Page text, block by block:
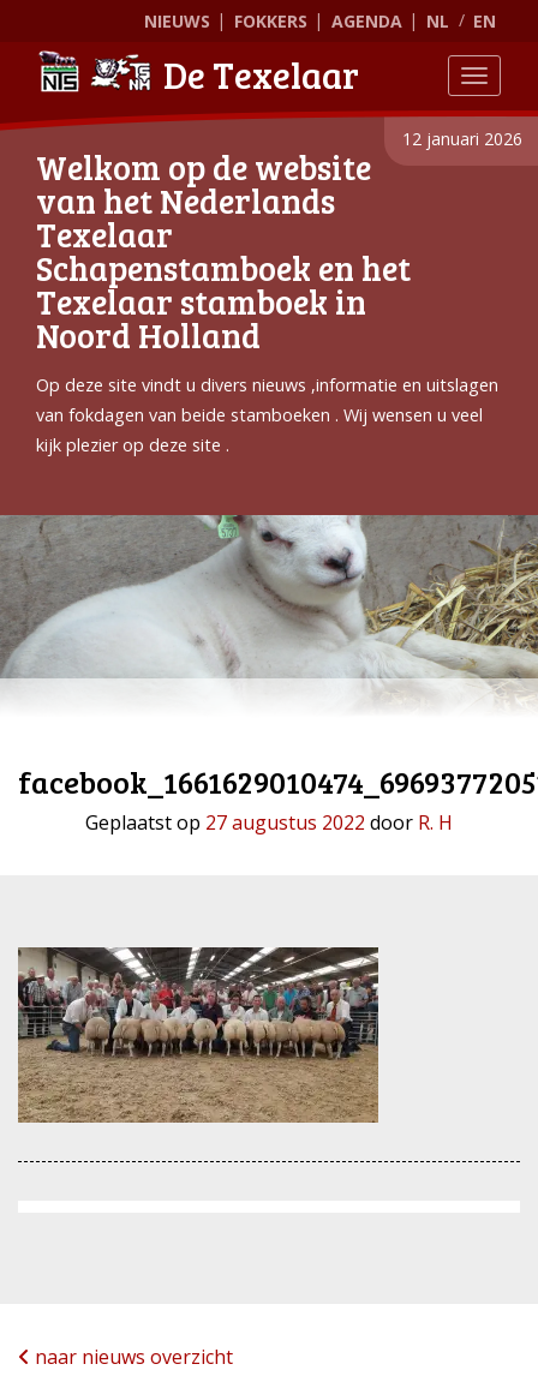
NIEUWS FOKKERS AGENDA NL EN
De Texelaar
12 januari 2026
Welkom op de website
van het Nederlands
Texelaar
Schapenstamboek en het
Texelaar stamboek in
Noord Holland
Op deze site vindt u divers nieuws ,informatie en uitslagen
van fokdagen van beide stamboeken . Wij wensen u veel
kijk plezier op deze site .
Geplaatst op 27 augustus 2022 door R. H
naar nieuws overzicht